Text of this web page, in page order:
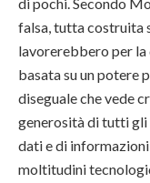
falsa, tutta costruita
lavorerebbero per
basata su un potere
diseguale che vede
generosità di tutti
dati e di
moltitudini